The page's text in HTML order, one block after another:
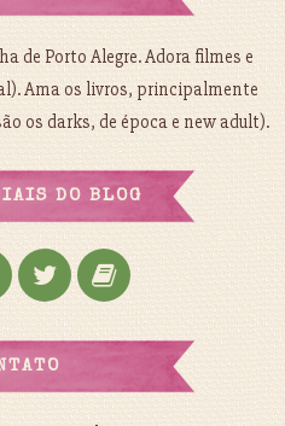
de Porto Alegre. Adora filmes e
Ama os livros, principalmente
os darks, de época e new adult).
DO BLOG